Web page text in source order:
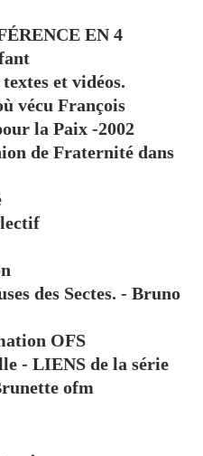
EN 4
et vidéos.
vécu François
la Paix -2002
de Fraternité dans
des Sectes. - Bruno
OFS
- LIENS de la série
ofm